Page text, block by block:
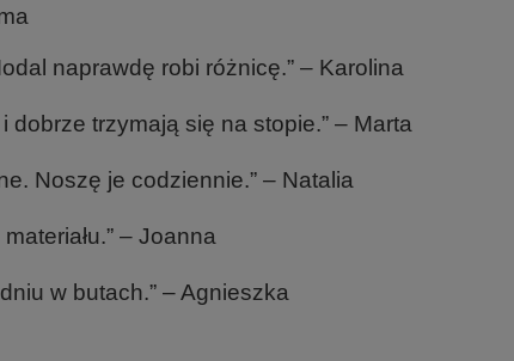
naprawdę robi różnicę.” – Karolina
dobrze trzymają się na stopie.” – Marta
Noszę je codziennie.” – Natalia
– Joanna
w butach.” – Agnieszka